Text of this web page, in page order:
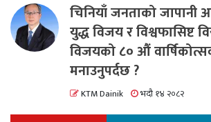
चिनियाँ जनताको जापानी
युद्ध विजय र विश्वफासिष्ट
विजयको ८० औं
मनाउनुपर्दछ ?
KTM Dainik भदौ १४ २०८२